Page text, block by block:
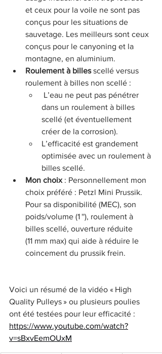
et ceux pour la voile ne sont pas
conçus pour les situations de
sauvetage. Les meilleurs sont ceux
conçus pour le canyoning et la
montagne, en aluminium.
Roulement à billes scellé versus
roulement à billes non scellé :
L’eau ne peut pas pénétrer
dans un roulement à billes
scellé (et éventuellement
créer de la corrosion).
L’efficacité est grandement
optimisée avec un roulement à
billes scellé.
Mon choix : Personnellement mon
choix préféré : Petzl Mini Prussik.
Pour sa disponibilité (MEC), son
poids/volume (1 ''), roulement à
billes scellé, ouverture réduite
(11 mm max) qui aide à réduire le
coincement du prussik frein.
Voici un résumé de la vidéo « High
Quality Pulleys » ou plusieurs poulies
ont été testées pour leur efficacité :
https://www.youtube.com/watch?
v=sBxvEemOUxM